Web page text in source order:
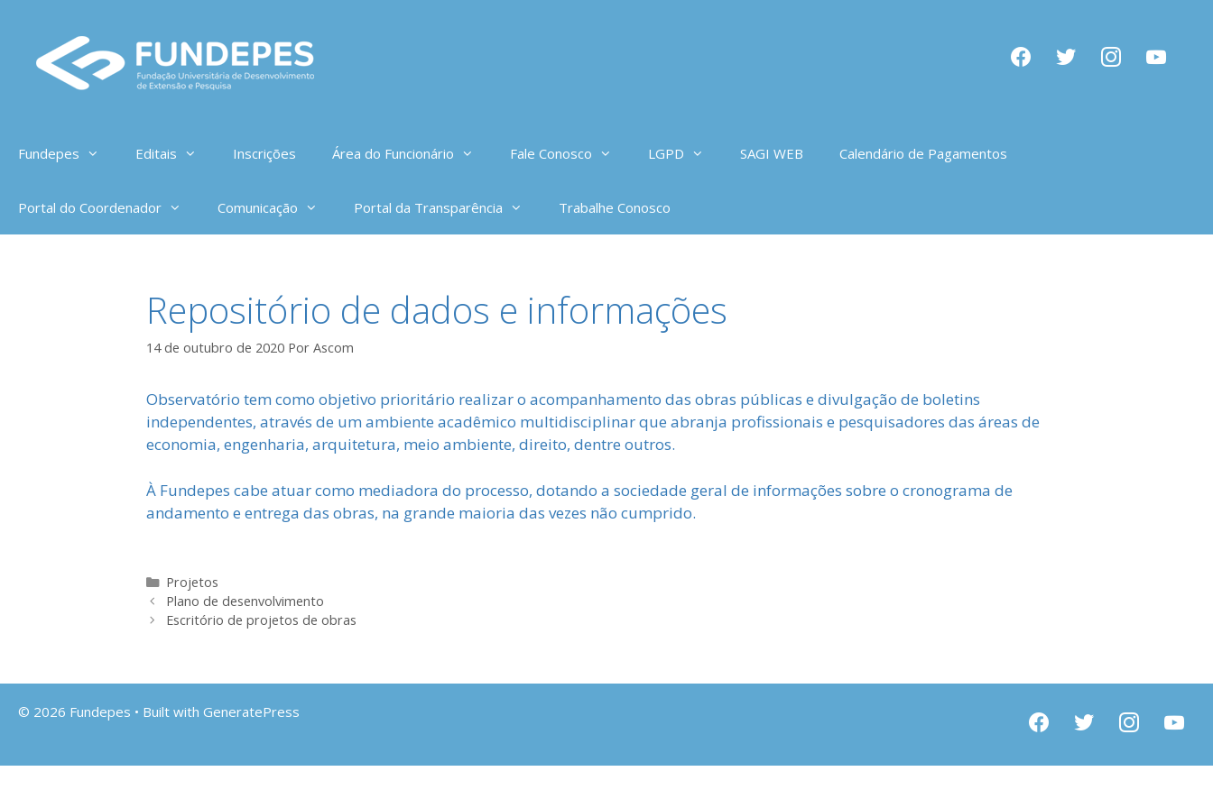
conteúdo
facebooktwitter instagramyoutube
Fundepes Editais Inscrições Área do Funcionário Fale Conosco LGPD SAGI WEB Calendário de Pagamentos
Portal do Coordenador Comunicação Portal da Transparência Trabalhe Conosco
Repositório de dados e informações
14 de outubro de 2020 Por Ascom
Observatório tem como objetivo prioritário realizar o acompanhamento das obras públicas e divulgação de boletins
independentes, através de um ambiente acadêmico multidisciplinar que abranja profissionais e pesquisadores das áreas de
economia, engenharia, arquitetura, meio ambiente, direito, dentre outros.
À Fundepes cabe atuar como mediadora do processo, dotando a sociedade geral de informações sobre o cronograma de
andamento e entrega das obras, na grande maioria das vezes não cumprido.
Categorias
Projetos
Plano de desenvolvimento
Escritório de projetos de obras
facebooktwitter instagramyoutube
© 2026 Fundepes • Built with GeneratePress